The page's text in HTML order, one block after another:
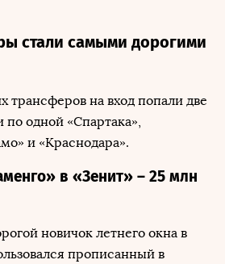
стали самыми дорогими
трансферов на вход попали две
по одной «Спартака»,
и «Краснодара».
в «Зенит» – 25 млн
новичок летнего окна в
прописанный в